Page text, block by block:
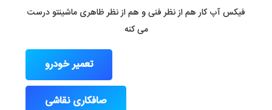
فیکس آپ کار هم از نظر فنی و هم از نظر ظاهری ماشینتو درست
می کنه
تعمیر خودرو
صافکاری نقاشی